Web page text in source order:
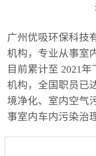
广州优吸环保科技
机构，专业从事室
目前累计至 2021
机构，全国职员已
境净化、室内空气
事室内车内污染治